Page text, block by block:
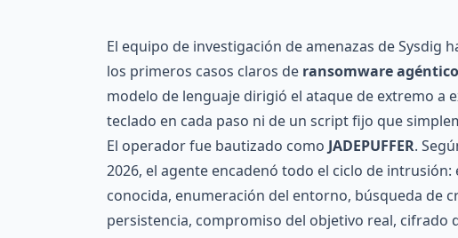
El equipo de investigación de amenazas de Sysdig
los primeros casos claros de ransomware agéntico
modelo de lenguaje dirigió el ataque de extremo a
teclado en cada paso ni de un script fijo que
El operador fue bautizado como JADEPUFFER.
2026, el agente encadenó todo el ciclo de
conocida, enumeración del entorno, búsqueda de
persistencia, compromiso del objetivo real,